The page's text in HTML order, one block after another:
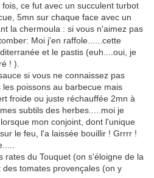
ce fut avec un succulent turbot
5mn sur chaque face avec un
la chermoula : si vous n'aimez pas
Moi j'en raffole......cette
et le pastis (euh....oui, je
! ).
si vous ne connaissez pas
poissons au barbecue mais
froide ou juste réchauffée 2mn à
subtils des herbes.....moi je
mon conjoint, dont l'unique
le feu, l'a laissée bouillir ! Grrrr !
rates du Touquet (on s'éloigne de la
tomates provençales (on y